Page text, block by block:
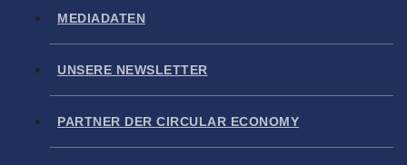
MEDIADATEN
UNSERE NEWSLETTER
PARTNER DER CIRCULAR ECONOMY